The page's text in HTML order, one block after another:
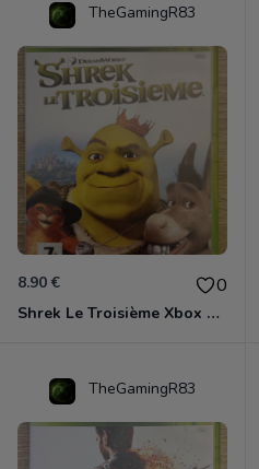
TheGamingR83
8.90 € 0
Shrek Le Troisième Xbox 360
TheGamingR83